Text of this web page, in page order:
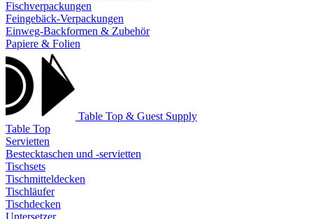
Fischverpackungen
Feingebäck-Verpackungen
Einweg-Backformen & Zubehör
Papiere & Folien
Table Top & Guest Supply
Table Top
Servietten
Bestecktaschen und -servietten
Tischsets
Tischmitteldecken
Tischläufer
Tischdecken